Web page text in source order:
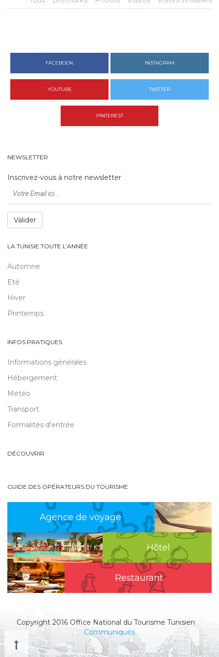
FACEBOOK INSTAGRAM
YOUTUBE TWITTER
PINTEREST
NEWSLETTER
Inscrivez-vous à notre newsletter
Valider
LA TUNISIE TOUTE L’ANNÉE
Automne
Eté
Hiver
Printemps
INFOS PRATIQUES
Informations générales
Hébergement
Météo
Transport
Formalités d'entrée
DÉCOUVRIR
GUIDE DES OPÉRATEURS DU TOURISME
Agence de voyage
Hôtel
Restaurant
Copyright 2016 Office National du Tourisme Tunisien
Communiqués